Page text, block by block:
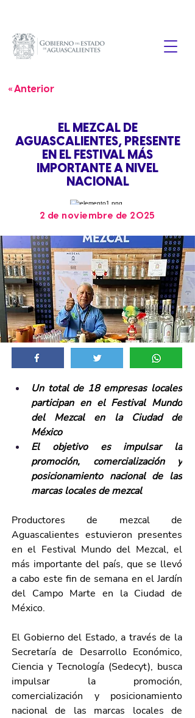
« Anterior
EL MEZCAL DE
AGUASCALIENTES, PRESENTE
EN EL FESTIVAL MÁS
IMPORTANTE A NIVEL
NACIONAL
2 de noviembre de 2025
Un total de 18 empresas locales
participan en el Festival Mundo
del Mezcal en la Ciudad de
México
El objetivo es impulsar la
promoción, comercialización y
posicionamiento nacional de las
marcas locales de mezcal
Productores de mezcal de
Aguascalientes estuvieron presentes
en el Festival Mundo del Mezcal, el
más importante del país, que se llevó
a cabo este fin de semana en el Jardín
del Campo Marte en la Ciudad de
México.
El Gobierno del Estado, a través de la
Secretaría de Desarrollo Económico,
Ciencia y Tecnología (Sedecyt), busca
impulsar la promoción,
comercialización y posicionamiento
nacional de las marcas locales de